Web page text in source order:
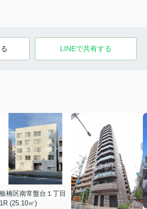
LINEで共有する
板橋区南常盤台１丁目
1R (25.10㎡)